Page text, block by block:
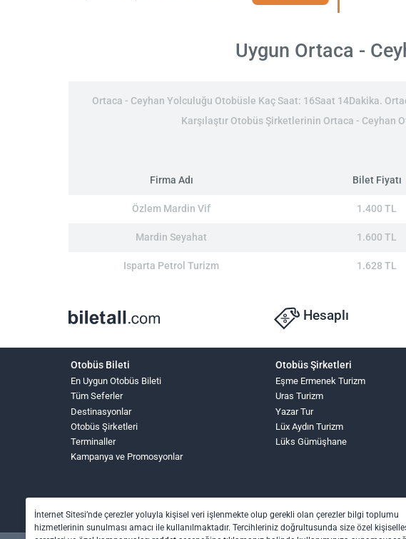
Uygun Ortaca -
Ortaca - Ceyhan Yolculuğu Otobüsle Kaç Saat: 16Saat 14Dakika.
Karşılaştır Otobüs Şirketlerinin Ortaca - Ceyhan
Firma Adı Bilet Fiyatı
Özlem Mardin Vif 1.400 TL
Mardin Seyahat 1.600 TL
Isparta Petrol Turizm 1.628 TL
Hesaplı
Otobüs Bileti
En Uygun Otobüs Bileti
Tüm Seferler
Destinasyonlar
Otobüs Şirketleri
Terminaller
Kampanya ve Promosyonlar
Otobüs Şirketleri
Eşme Ermenek Turizm
Uras Turizm
Yazar Tur
Lüx Aydın Turizm
Lüks Gümüşhane
İnternet Sitesi’nde çerezler yoluyla kişisel veri işlenmekte olup gerekli olan çerezler bilgi toplumu
hizmetlerinin sunulması amacı ile kullanılmaktadır. Tercihleriniz doğrultusunda size özel